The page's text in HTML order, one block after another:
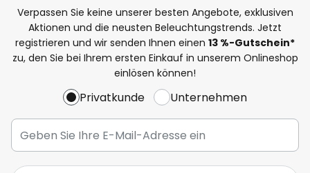
Verpassen Sie keine unserer besten Angebote, exklusiven
Aktionen und die neusten Beleuchtungstrends. Jetzt
registrieren und wir senden Ihnen einen 13 %-Gutschein*
zu, den Sie bei Ihrem ersten Einkauf in unserem Onlineshop
einlösen können!
Privatkunde Unternehmen